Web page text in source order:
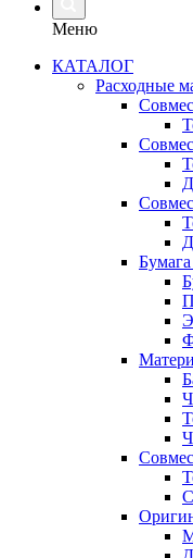
Меню
КАТАЛОГ
Расходные